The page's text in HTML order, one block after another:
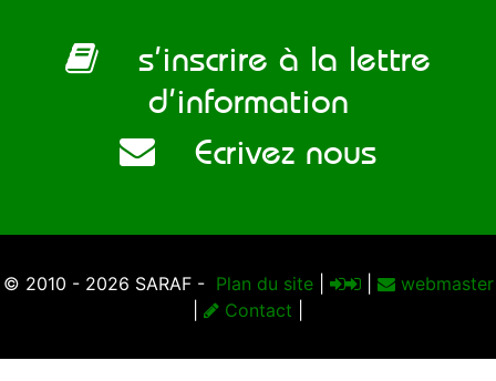
s’inscrire à la lettre
d’information
Ecrivez nous
© 2010 - 2026 SARAF - Plan du site|
webmaster
Contact